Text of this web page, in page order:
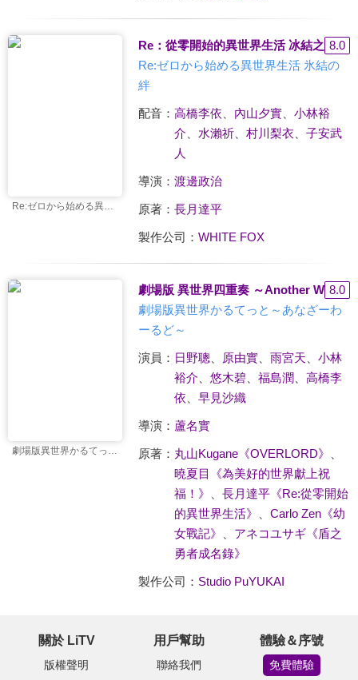
Re:ゼロから始める異世界生活 氷結の絆
Re：從零開始的異世界生活 冰結之絆8.0
Re:ゼロから始める異世界生活 氷結の
絆
配音： 高橋李依 內山夕實、 小林裕
介
水瀨祈、 村川梨衣
子安武
人
導演： 渡邊政治
原著： 長月達平
製作公司： WHITE FOX
劇場版異世界かるてっと～あなざーわーるど～
劇場版 異世界四重奏 ～Another World～
8.0
劇場版異世界かるてっと～あなざーわ
ーるど～
演員： 日野聰 原由實、 雨宮天
小林
裕介
悠木碧、 福島潤
高橋李
依
早見沙織
導演： 蘆名實
原著： 丸山Kugane《OVERLORD》
曉夏目《為美好的世界獻上祝
福！》
長月達平《Re:從零開始
的異世界生活》
Carlo Zen《幼
女戰記》
アネコユサギ《盾之
勇者成名錄》
製作公司： Studio PuYUKAI
關於 LiTV
版權聲明
用戶幫助
聯絡我們
體驗＆序號
免費體驗